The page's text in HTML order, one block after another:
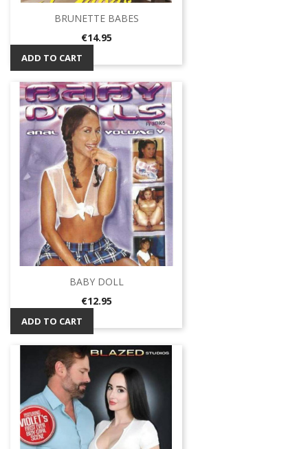
BRUNETTE BABES
Price
€14.95
ADD TO CART
BABY DOLL
Price
€12.95
ADD TO CART